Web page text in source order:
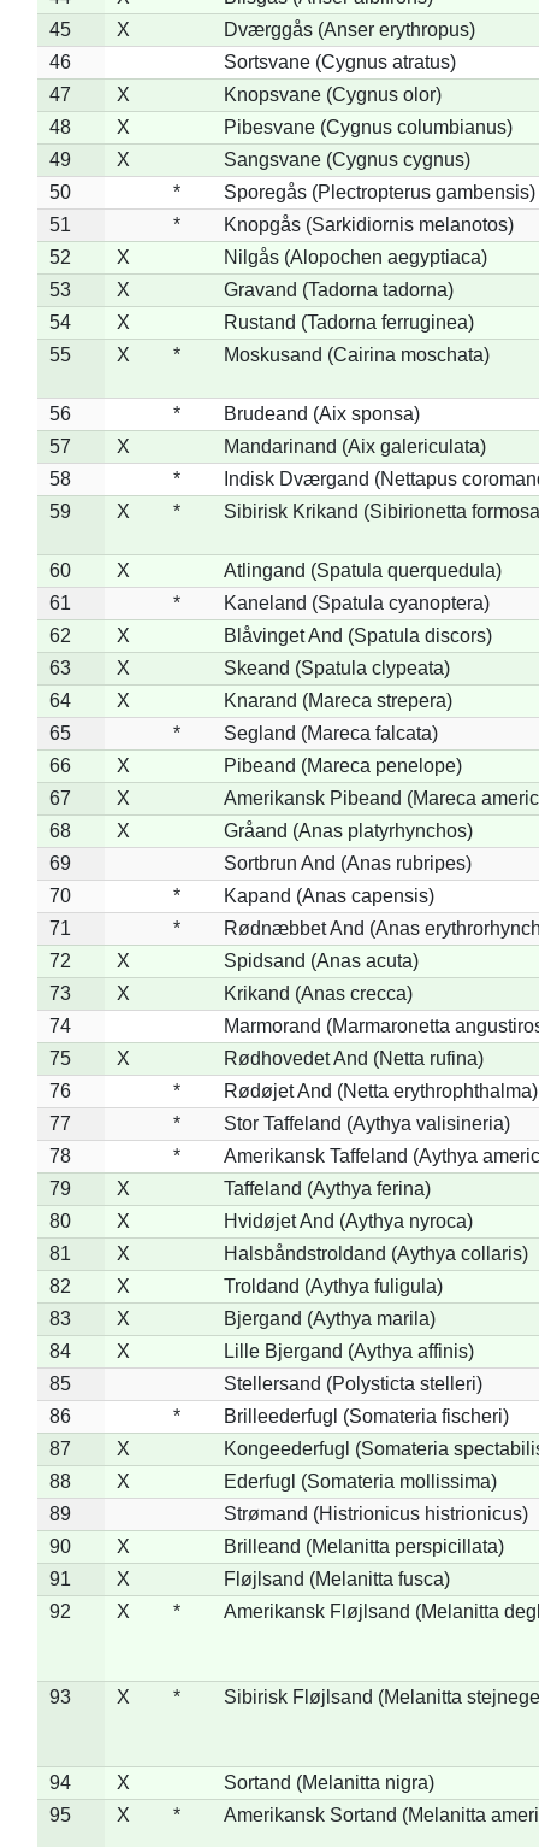
45
X
Dværggås (Anser erythropus)
46
Sortsvane (Cygnus atratus)
47
X
Knopsvane (Cygnus olor)
48
X
Pibesvane (Cygnus columbianus)
49
X
Sangsvane (Cygnus cygnus)
50
*
Sporegås (Plectropterus gambensis)
51
*
Knopgås (Sarkidiornis melanotos)
52
X
Nilgås (Alopochen aegyptiaca)
53
X
Gravand (Tadorna tadorna)
54
X
Rustand (Tadorna ferruginea)
55
X * Moskusand (Cairina moschata)
56 *
Brudeand (Aix sponsa)
57
X
Mandarinand (Aix galericulata)
58
*
Indisk Dværgand (Nettapus
59
X * Sibirisk Krikand (Sibirionetta
60 X
Atlingand (Spatula querquedula)
61
*
Kaneland (Spatula cyanoptera)
62
X
Blåvinget And (Spatula discors)
63
X
Skeand (Spatula clypeata)
64
X
Knarand (Mareca strepera)
65
*
Segland (Mareca falcata)
66
X
Pibeand (Mareca penelope)
67
X
Amerikansk Pibeand (Mareca
68
X
Gråand (Anas platyrhynchos)
69
Sortbrun And (Anas rubripes)
70
*
Kapand (Anas capensis)
71
*
Rødnæbbet And (Anas
72
X
Spidsand (Anas acuta)
73
X
Krikand (Anas crecca)
74
Marmorand (Marmaronetta
75
X
Rødhovedet And (Netta rufina)
76
*
Rødøjet And (Netta erythrophthalma)
77
*
Stor Taffeland (Aythya valisineria)
78
*
Amerikansk Taffeland (Aythya
79
X
Taffeland (Aythya ferina)
80
X
Hvidøjet And (Aythya nyroca)
81
X
Halsbåndstroldand (Aythya collaris)
82
X
Troldand (Aythya fuligula)
83
X
Bjergand (Aythya marila)
84
X
Lille Bjergand (Aythya affinis)
85
Stellersand (Polysticta stelleri)
86
*
Brilleederfugl (Somateria fischeri)
87
X
Kongeederfugl (Somateria
88
X
Ederfugl (Somateria mollissima)
89
Strømand (Histrionicus histrionicus)
90
X
Brilleand (Melanitta perspicillata)
91
X
Fløjlsand (Melanitta fusca)
92
X * Amerikansk Fløjlsand (Melanitta
93 X * Sibirisk Fløjlsand (Melanitta
94 X
Sortand (Melanitta nigra)
95
X * Amerikansk Sortand (Melanitta